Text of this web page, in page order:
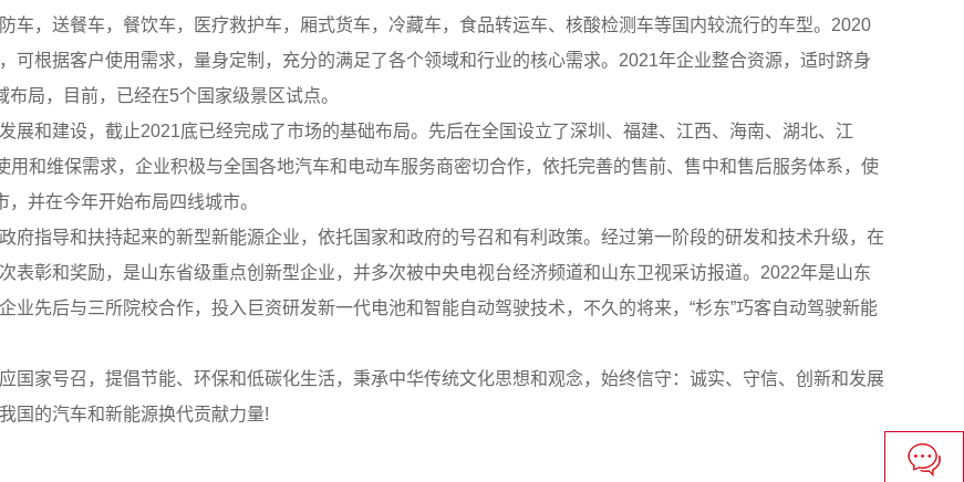
车，送餐车，餐饮车，医疗救护车，厢式货车，冷藏车，食品转运车、核酸检测车等国内较流行的车型。2020
可根据客户使用需求，量身定制，充分的满足了各个领域和行业的核心需求。2021年企业整合资源，适时跻身
局，目前，已经在5个国家级景区试点。
和建设，截止2021底已经完成了市场的基础布局。先后在全国设立了深圳、福建、江西、海南、湖北、江
和维保需求，企业积极与全国各地汽车和电动车服务商密切合作，依托完善的售前、售中和售后服务体系，使
并在今年开始布局四线城市。
指导和扶持起来的新型新能源企业，依托国家和政府的号召和有利政策。经过第一阶段的研发和技术升级，在
表彰和奖励，是山东省级重点创新型企业，并多次被中央电视台经济频道和山东卫视采访报道。2022年是山东
先后与三所院校合作，投入巨资研发新一代电池和智能自动驾驶技术，不久的将来，“杉东”巧客自动驾驶新能
家号召，提倡节能、环保和低碳化生活，秉承中华传统文化思想和观念，始终信守：诚实、守信、创新和发展
国的汽车和新能源换代贡献力量!